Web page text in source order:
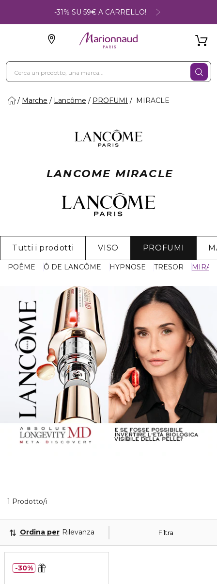
-31% SU 59€ A CARRELLO!
Marche Lancôme PROFUMI MIRACLE
LANCOME MIRACLE
Tutti i prodotti VISO PROFUMI
POÊME Ô DE LANCÔME HYPNOSE TRESOR
1 Prodotto/i
Filtra
Ordina per Rilevanza
30%